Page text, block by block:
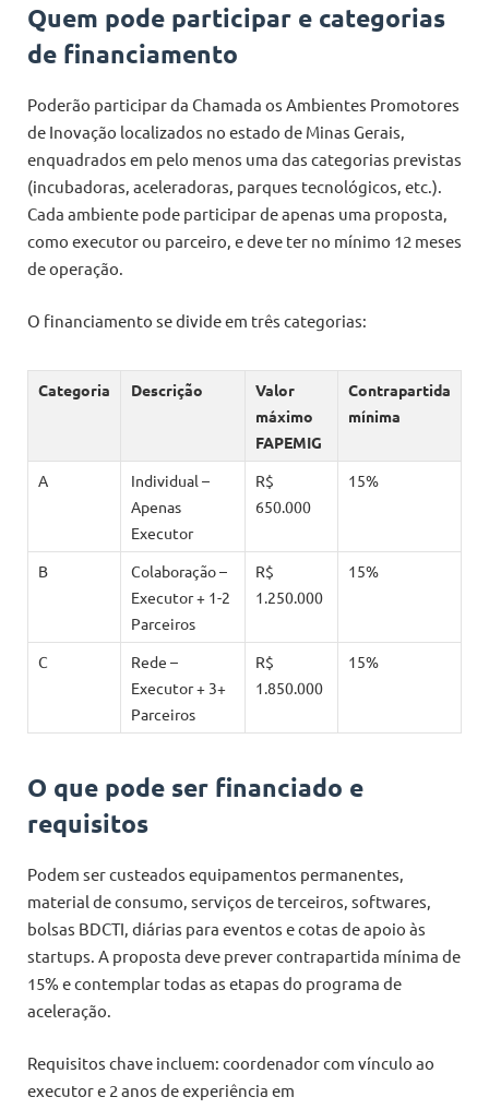
Quem pode participar e categorias
de financiamento
Poderão participar da Chamada os Ambientes Promotores
de Inovação localizados no estado de Minas Gerais,
enquadrados em pelo menos uma das categorias previstas
(incubadoras, aceleradoras, parques tecnológicos, etc.).
Cada ambiente pode participar de apenas uma proposta,
como executor ou parceiro, e deve ter no mínimo 12 meses
de operação.
O financiamento se divide em três categorias:
Categoria Descrição
Valor
máximo
FAPEMIG
Contrapartida
mínima
A
Individual –
Apenas
Executor
R$
650.000
15%
B
Colaboração –
Executor + 1-2
Parceiros
R$
1.250.000
15%
C
Rede –
Executor + 3+
Parceiros
R$
1.850.000
15%
O que pode ser financiado e
requisitos
Podem ser custeados equipamentos permanentes,
material de consumo, serviços de terceiros, softwares,
bolsas BDCTI, diárias para eventos e cotas de apoio às
startups. A proposta deve prever contrapartida mínima de
15% e contemplar todas as etapas do programa de
aceleração.
Requisitos chave incluem: coordenador com vínculo ao
executor e 2 anos de experiência em